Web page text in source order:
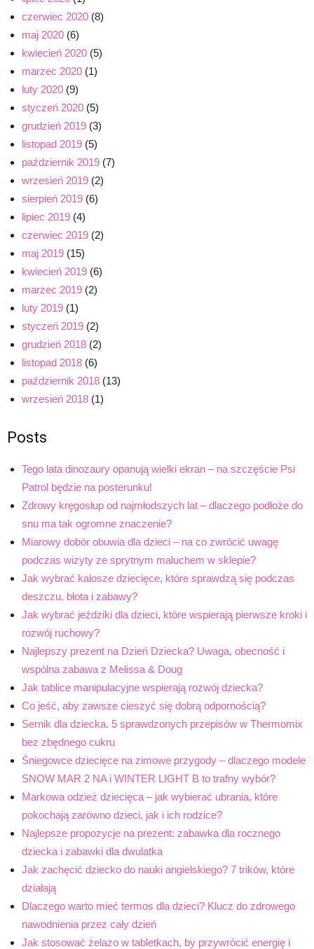
czerwiec 2020 (8)
maj 2020 (6)
kwiecień 2020 (5)
marzec 2020 (1)
luty 2020 (9)
styczeń 2020 (5)
grudzień 2019 (3)
listopad 2019 (5)
październik 2019 (7)
wrzesień 2019 (2)
sierpień 2019 (6)
lipiec 2019 (4)
czerwiec 2019 (2)
maj 2019 (15)
kwiecień 2019 (6)
marzec 2019 (2)
luty 2019 (1)
styczeń 2019 (2)
grudzień 2018 (2)
listopad 2018 (6)
październik 2018 (13)
wrzesień 2018 (1)
Posts
Tego lata dinozaury opanują wielki ekran – na szczęście Psi
Patrol będzie na posterunku!
Zdrowy kręgosłup od najmłodszych lat – dlaczego podłoże do
snu ma tak ogromne znaczenie?
Miarowy dobór obuwia dla dzieci – na co zwrócić uwagę
podczas wizyty ze sprytnym maluchem w sklepie?
Jak wybrać kalosze dziecięce, które sprawdzą się podczas
deszczu, błota i zabawy?
Jak wybrać jeździki dla dzieci, które wspierają pierwsze kroki i
rozwój ruchowy?
Najlepszy prezent na Dzień Dziecka? Uwaga, obecność i
wspólna zabawa z Melissa & Doug
Jak tablice manipulacyjne wspierają rozwój dziecka?
Co jeść, aby zawsze cieszyć się dobrą odpornością?
Sernik dla dziecka. 5 sprawdzonych przepisów w Thermomix
bez zbędnego cukru
Śniegowce dziecięce na zimowe przygody – dlaczego modele
SNOW MAR 2 NA i WINTER LIGHT B to trafny wybór?
Markowa odzież dziecięca – jak wybierać ubrania, które
pokochają zarówno dzieci, jak i ich rodzice?
Najlepsze propozycje na prezent: zabawka dla rocznego
dziecka i zabawki dla dwulatka
Jak zachęcić dziecko do nauki angielskiego? 7 trików, które
działają
Dlaczego warto mieć termos dla dzieci? Klucz do zdrowego
nawodnienia przez cały dzień
Jak stosować żelazo w tabletkach, by przywrócić energię i